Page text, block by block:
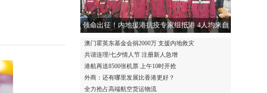
领命出征！内地援港抗疫专家组抵港 4人均来自
广东
澳门霍英东基金会捐2000万 支援内地救灾
共谐连理/七夕情人节 注册新人急增
港航再送8500张机票 上午10时开抢
外商：还有哪里发展比香港更好？
全力抢占高端航空货运物流